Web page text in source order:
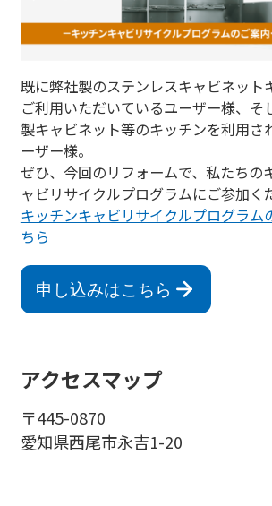
既に弊社製のステンレスキャビネット
ご利用いただいているユーザー様、そ
製キャビネット等のキッチンを利用さ
ーザー様。
ぜひ、今回のリフォームで、私たちの
ャビリサイクルプログラムにご参加く
キッチンキャビリサイクルプログラム
ちら
申し込みはこちら
アクセスマップ
〒445-0870
愛知県西尾市永吉1-20